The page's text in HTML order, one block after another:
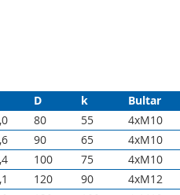
D k Bultar
80 55 4xM10
90 65 4xM10
100 75 4xM10
120 90 4xM12